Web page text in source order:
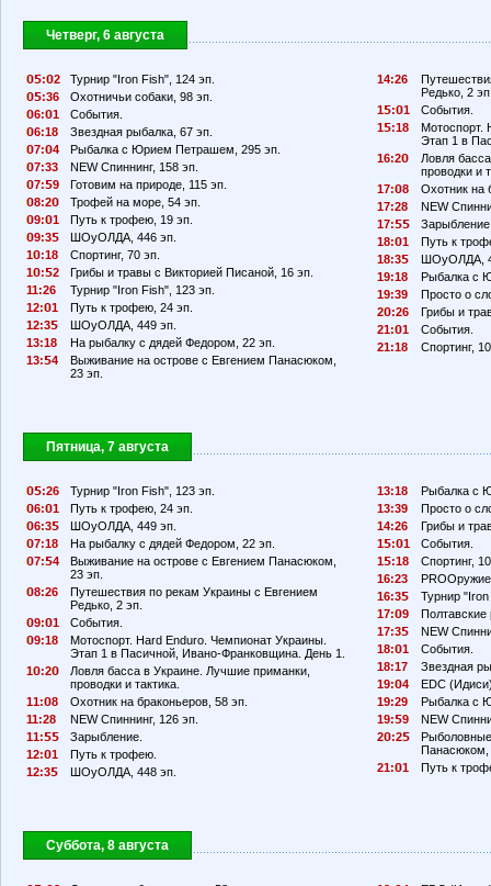
Четверг, 6 августа
: 2
Турнир "Iron Fish", 124 эп.
:36
Охотничьи собаки, 98 эп.
6:
1
События.
6:18
Звездная рыбалка, 67 эп.
7:
4
Рыбалка с Юрием Петрашем, 295 эп.
7:33
NEW Спиннинг, 158 эп.
7:
9
Готовим на природе, 115 эп.
8:2
Трофей на море, 54 эп.
9:
1
Путь к трофею, 19 эп.
9:3
ШОуОЛДА, 446 эп.
1
:18
Спортинг, 70 эп.
1
: 2
Грибы и травы с Викторией Писаной, 16 эп.
11:26
Турнир "Iron Fish", 123 эп.
12:
1
Путь к трофею, 24 эп.
12:3
ШОуОЛДА, 449 эп.
13:18
На рыбалку с дядей Федором, 22 эп.
13:
4
Выживание на острове с Евгением Панасюком,
23 эп.
14:26
Редько, 2
1
: 1
События.
1
:18
Мотоспорт.
Этап 1 в
16:2
Ловля
проводки и
17:
8
Охотник на
17:28
NEW
17:
18:
1
Путь к
18:3
ШОуОЛДА,
19:18
Рыбалка с
19:39
Просто о
2
:26
Грибы и
21:
1
События.
21:18
Спортинг,
Пятница, 7 августа
:26
Турнир "Iron Fish", 123 эп.
6:
1
Путь к трофею, 24 эп.
6:3
ШОуОЛДА, 449 эп.
7:18
На рыбалку с дядей Федором, 22 эп.
7:
4
Выживание на острове с Евгением Панасюком,
23 эп.
8:26
Путешествия по рекам Украины с Евгением
Редько, 2 эп.
9:
1
События.
9:18
Мотоспорт. Hard Enduro. Чемпионат Украины.
Этап 1 в Пасичной, Ивано-Франковщина. День 1.
1
:2
Ловля басса в Украине. Лучшие приманки,
проводки и тактика.
11:
8
Охотник на браконьеров, 58 эп.
11:28
NEW Спиннинг, 126 эп.
11:
Зарыбление.
12:
1
Путь к трофею.
12:3
ШОуОЛДА, 448 эп.
13:18
Рыбалка с
13:39
Просто о
14:26
Грибы и
1
: 1
События.
1
:18
Спортинг,
16:23
16:3
Турнир
17:
9
Полтавские
17:3
NEW
18:
1
События.
18:17
Звездная
19:
4
EDC
19:29
Рыбалка с
19:
9
NEW
2
:2
Панасюком,
21:
1 Путь к
Суббота, 8 августа